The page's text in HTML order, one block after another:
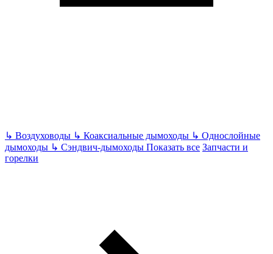
↳ Воздуховоды ↳ Коаксиальные дымоходы ↳ Однослойные
дымоходы ↳ Сэндвич-дымоходы Показать все Запчасти и
горелки